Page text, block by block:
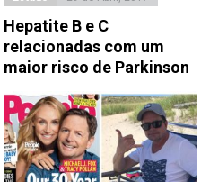
Hepatite B e C
relacionadas com um
maior risco de Parkinson